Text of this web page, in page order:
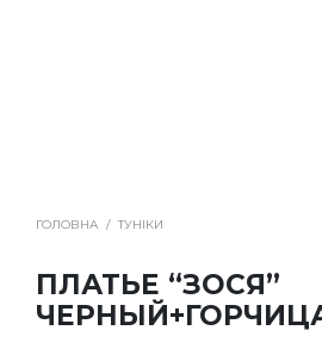
ГОЛОВНА / ТУНІКИ
ПЛАТЬЕ “ЗОСЯ”